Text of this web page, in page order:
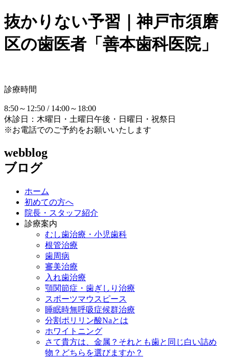
抜かりない予習｜神戸市須磨
区の歯医者「善本歯科医院」
診療時間
8:50～12:50 / 14:00～18:00
休診日：木曜日・土曜日午後・日曜日・祝祭日
※お電話でのご予約をお願いいたします
webblog
ブログ
ホーム
初めての方へ
院長・スタッフ紹介
診療案内
むし歯治療・小児歯科
根管治療
歯周病
審美治療
入れ歯治療
顎関節症・歯ぎしり治療
スポーツマウスピース
睡眠時無呼吸症候群治療
分割ポリリン酸Naとは
ホワイトニング
さて貴方は、金属？それとも歯と同じ白い詰め
物？どちらを選びますか？